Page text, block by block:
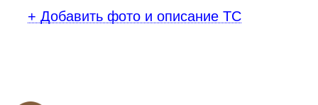
+ Добавить фото и описание ТС